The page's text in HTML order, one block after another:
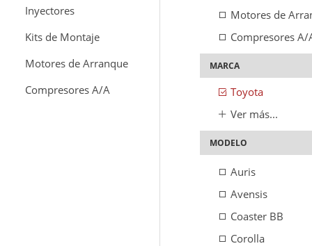
Inyectores
Kits de Montaje
Motores de Arranque
Compresores A/A
Motores de
Compresores A/
MARCA
Toyota
Ver más...
MODELO
Auris
Avensis
Coaster BB
Corolla